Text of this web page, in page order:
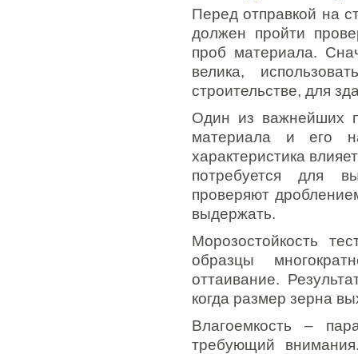
Перед отправкой на
должен пройти
проб материала.
велика,
строительстве, для
Один из важнейших
материала и его
характеристика
потребуется для
проверяют
выдержать.
Морозостойкость
образцы
оттаивание.
когда размер зерна
Влагоемкость –
требующий